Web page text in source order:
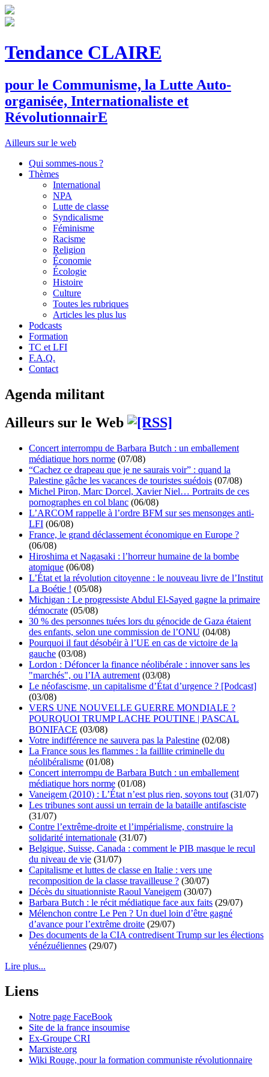
Tendance CLAIRE
pour le Communisme, la Lutte Auto-
organisée, Internationaliste et
RévolutionnairE
Ailleurs sur le web
Qui sommes-nous ?
Thèmes
International
NPA
Lutte de classe
Syndicalisme
Féminisme
Racisme
Religion
Économie
Écologie
Histoire
Culture
Toutes les rubriques
Articles les plus lus
Podcasts
Formation
TC et LFI
F.A.Q.
Contact
Agenda militant
Ailleurs sur le Web
Concert interrompu de Barbara Butch : un emballement
médiatique hors norme (07/08)
“Cachez ce drapeau que je ne saurais voir” : quand la
Palestine gâche les vacances de touristes suédois (07/08)
Michel Piron, Marc Dorcel, Xavier Niel… Portraits de ces
pornographes en col blanc (06/08)
L’ARCOM rappelle à l’ordre BFM sur ses mensonges anti-
LFI (06/08)
France, le grand déclassement économique en Europe ?
(06/08)
Hiroshima et Nagasaki : l’horreur humaine de la bombe
atomique (06/08)
L’État et la révolution citoyenne : le nouveau livre de l’Institut
La Boétie ! (05/08)
Michigan : Le progressiste Abdul El-Sayed gagne la primaire
démocrate (05/08)
30 % des personnes tuées lors du génocide de Gaza étaient
des enfants, selon une commission de l’ONU (04/08)
Pourquoi il faut désobéir à l’UE en cas de victoire de la
gauche (03/08)
Lordon : Défoncer la finance néolibérale : innover sans les
"marchés", ou l’IA autrement (03/08)
Le néofascisme, un capitalisme d’État d’urgence ? [Podcast]
(03/08)
VERS UNE NOUVELLE GUERRE MONDIALE ?
POURQUOI TRUMP LACHE POUTINE | PASCAL
BONIFACE (03/08)
Votre indifférence ne sauvera pas la Palestine (02/08)
La France sous les flammes : la faillite criminelle du
néolibéralisme (01/08)
Concert interrompu de Barbara Butch : un emballement
médiatique hors norme (01/08)
Vaneigem (2010) : L’État n’est plus rien, soyons tout (31/07)
Les tribunes sont aussi un terrain de la bataille antifasciste
(31/07)
Contre l’extrême-droite et l’impérialisme, construire la
solidarité internationale (31/07)
Belgique, Suisse, Canada : comment le PIB masque le recul
du niveau de vie (31/07)
Capitalisme et luttes de classe en Italie : vers une
recomposition de la classe travailleuse ? (30/07)
Décès du situationniste Raoul Vaneigem (30/07)
Barbara Butch : le récit médiatique face aux faits (29/07)
Mélenchon contre Le Pen ? Un duel loin d’être gagné
d’avance pour l’extrême droite (29/07)
Des documents de la CIA contredisent Trump sur les élections
vénézuéliennes (29/07)
Lire plus...
Liens
Notre page FaceBook
Site de la france insoumise
Ex-Groupe CRI
Marxiste.org
Wiki Rouge, pour la formation communiste révolutionnaire